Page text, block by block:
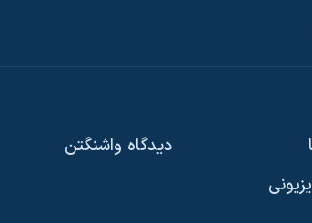
دیدگاه‌ واشنگتن